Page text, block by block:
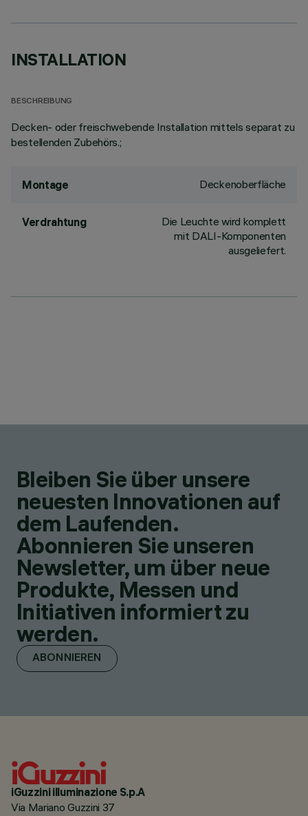
INSTALLATION
BESCHREIBUNG
Decken- oder freischwebende Installation mittels separat zu
bestellenden Zubehörs.;
Montage Deckenoberfläche
Verdrahtung
Die Leuchte wird komplett
mit DALI-Komponenten
ausgeliefert.
Bleiben Sie über unsere
neuesten Innovationen auf
dem Laufenden.
Abonnieren Sie unseren
Newsletter, um über neue
Produkte, Messen und
Initiativen informiert zu
werden.
ABONNIEREN
iGuzzini illuminazione S.p.A
Via Mariano Guzzini 37